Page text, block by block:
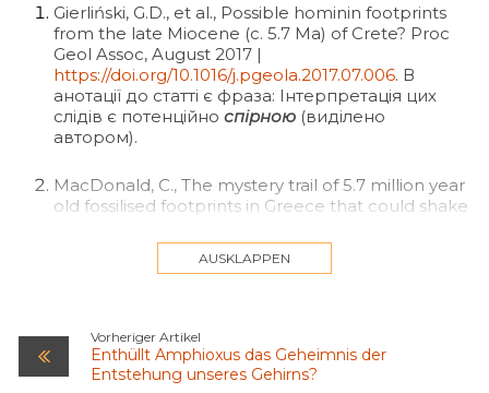
Gierliński, G.D., et al., Possible hominin footprints
from the late Miocene (c. 5.7 Ma) of Crete? Proc
Geol Assoc, August 2017 |
https://doi.org/10.1016/j.pgeola.2017.07.006. В
анотації до статті є фраза: Інтерпретація цих
слідів є потенційно спірною (виділено
автором).
MacDonald, C., The mystery trail of 5.7 million year
old fossilised footprints in Greece that could shake
dailymail.co.uk, September 2017. Один із авторів
дослідження, професор Пер Алберг, заявив:
автором).
Laetoli footprint trails, humanorigins.si.edu,
AUSKLAPPEN
Vorheriger Artikel
Enthüllt Amphioxus das Geheimnis der
Entstehung unseres Gehirns?